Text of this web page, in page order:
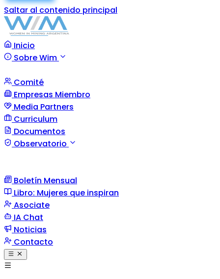
Saltar al contenido principal
Inicio
Sobre Wim
Comité
Empresas Miembro
Media Partners
Curriculum
Documentos
Observatorio
Boletín Mensual
Libro: Mujeres que inspiran
Asociate
IA Chat
Noticias
Contacto